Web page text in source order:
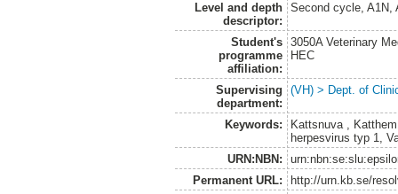
Level and depth
descriptor:
Second cycle, A1N,
Student's
programme
affiliation:
3050A Veterinary
HEC
Supervising
department:
(VH) > Dept. of
Keywords:
Kattsnuva ,
herpesvirus typ 1,
URN:NBN:
Permanent URL:
http://urn.kb.se/